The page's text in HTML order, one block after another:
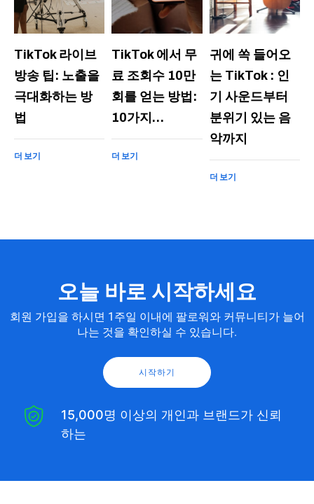
TikTok 라이브
방송 팁: 노출을
극대화하는 방
법
더 보기
TikTok 에서 무
료 조회수 10만
회를 얻는 방법:
10가지…
더 보기
귀에 쏙 들어오
는 TikTok : 인
기 사운드부터
분위기 있는 음
악까지
더 보기
오늘 바로 시작하세요
회원 가입을 하시면 1주일 이내에 팔로워와 커뮤니티가 늘어
나는 것을 확인하실 수 있습니다.
시작하기
15,000명 이상의 개인과 브랜드가 신뢰
하는